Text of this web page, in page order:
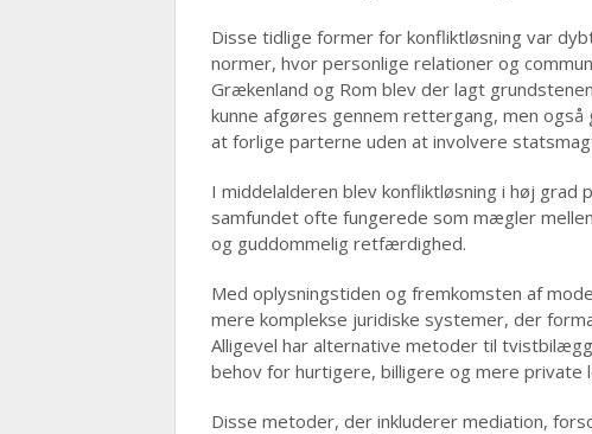
Disse tidlige former for konfliktløsning var
normer, hvor personlige relationer og
Grækenland og Rom blev der lagt
kunne afgøres gennem rettergang, men
at forlige parterne uden at involvere
I middelalderen blev konfliktløsning i høj
samfundet ofte fungerede som mægler
og guddommelig retfærdighed.
Med oplysningstiden og fremkomsten af
mere komplekse juridiske systemer, der
Alligevel har alternative metoder til
behov for hurtigere, billigere og mere private
Disse metoder, der inkluderer mediation,